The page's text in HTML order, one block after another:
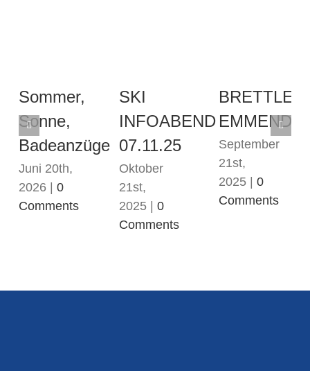
Sommer,
Sonne,
Badeanzüge
Juni 20th,
2026 | 0
Comments
SKI
INFOABEND
07.11.25
Oktober
21st,
2025 | 0
Comments
September
21st,
2025 | 0
Comments